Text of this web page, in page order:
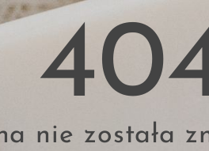
nie została